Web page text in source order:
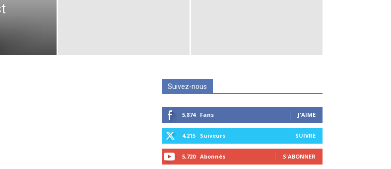
Suivez-nous
5,874 Fans J'AIME
4,215 Suiveurs SUIVRE
5,720 Abonnés S'ABONNER